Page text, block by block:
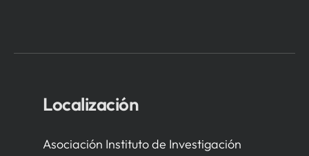
Localización
Asociación Instituto de Investigación